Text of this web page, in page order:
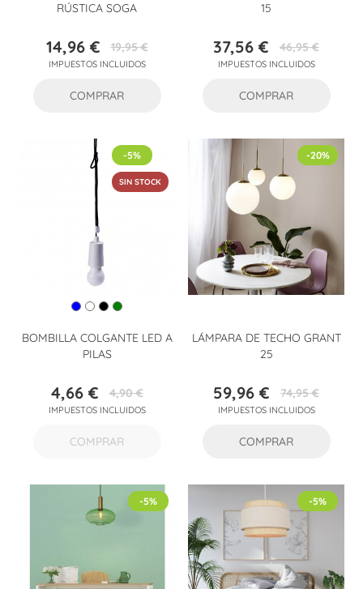
RÚSTICA SOGA
Precio
14,96 €Precio
base
19,95 €
IMPUESTOS INCLUIDOS
COMPRAR
15
Precio
37,56 €Precio
base
46,95 €
IMPUESTOS INCLUIDOS
COMPRAR
BOMBILLA COLGANTE LED A
PILAS
Precio
4,66 €Precio
base
4,90 €
IMPUESTOS INCLUIDOS
-5%
SIN STOCK
COMPRAR
LÁMPARA DE TECHO GRANT
25
Precio
59,96 €Precio
base
74,95 €
IMPUESTOS INCLUIDOS
-20%
COMPRAR
-5% -5%